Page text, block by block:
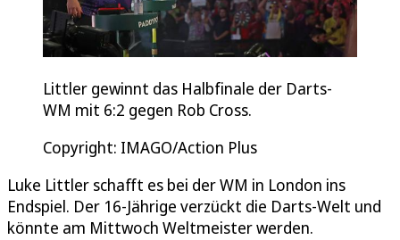
Littler gewinnt das Halbfinale der Darts-
WM mit 6:2 gegen Rob Cross.
Copyright: IMAGO/Action Plus
Luke Littler schafft es bei der WM in London ins
Endspiel. Der 16-Jährige verzückt die Darts-Welt und
könnte am Mittwoch Weltmeister werden.